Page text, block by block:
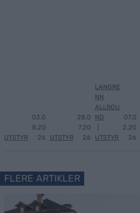
UTSTYR
03.0
8.20
26
UTSTYR
28.0
7.20
26
LANGRE
NN
ALLROU
ND
UTSTYR
07.0
2.20
26
FLERE ARTIKLER